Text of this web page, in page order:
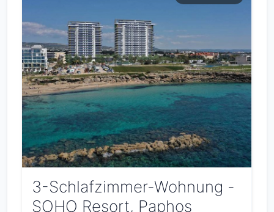
3-Schlafzimmer-Wohnung -
SOHO Resort, Paphos